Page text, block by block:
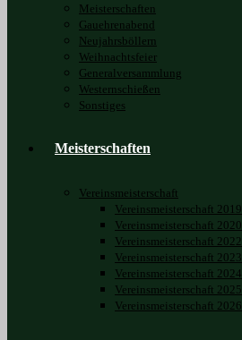
Meisterschaften
Gauehrenabend
Neujahrsböllern
Weihnachtsfeier
Generalversammlung
Westernschießen
Sonstiges
Meisterschaften
Vereinsmeisterschaft
Vereinsmeisterschaft 2019
Vereinsmeisterschaft 2020
Vereinsmeisterschaft 2022
Vereinsmeisterschaft 2023
Vereinsmeisterschaft 2024
Vereinsmeisterschaft 2025
Vereinsmeisterschaft 2026